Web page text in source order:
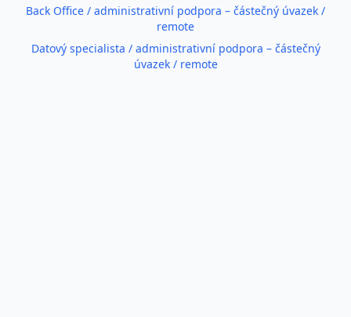
Back Office / administrativní podpora – částečný úvazek /
remote
Datový specialista / administrativní podpora – částečný
úvazek / remote